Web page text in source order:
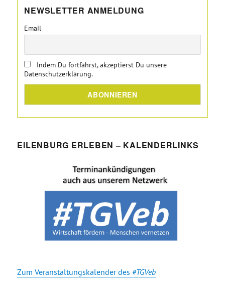
NEWSLETTER ANMELDUNG
Email
Indem Du fortfährst, akzeptierst Du unsere
Datenschutzerklärung.
EILENBURG ERLEBEN – KALENDERLINKS
Zum Veranstaltungskalender des #TGVeb